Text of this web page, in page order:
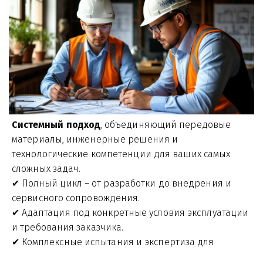
Системный подход, объединяющий передовые
материалы, инженерные решения и
технологические компетенции для ваших самых
сложных задач.
✔ Полный цикл – от разработки до внедрения и
сервисного сопровождения.
✔ Адаптация под конкретные условия эксплуатации
и требования заказчика.
✔ Комплексные испытания и экспертиза для